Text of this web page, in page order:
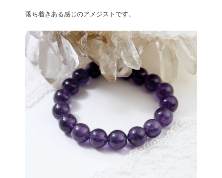
落ち着きある感じのアメジストです。